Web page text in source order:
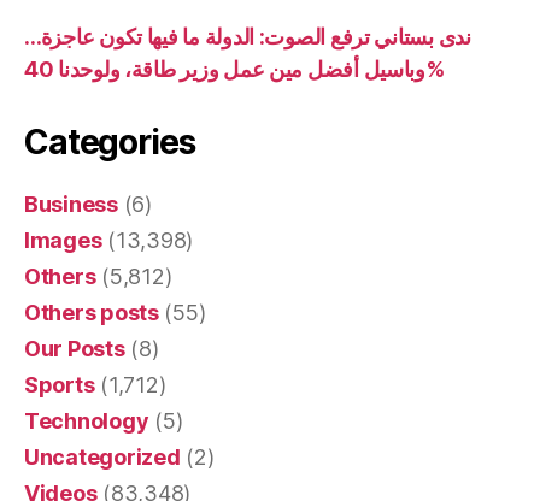
ندى بستاني ترفع الصوت: الدولة ما فيها تكون عاجزة…
وباسيل أفضل مين عمل وزير طاقة، ولوحدنا 40%
Categories
Business(6)
Images(13,398)
Others(5,812)
Others posts(55)
Our Posts(8)
Sports(1,712)
Technology (5)
Uncategorized (2)
Videos(83,348)